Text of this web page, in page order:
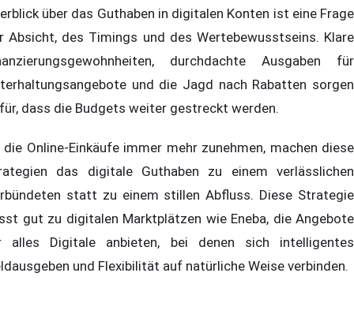
über das Guthaben in digitalen Konten ist eine Frage
Absicht, des Timings und des Wertebewusstseins. Klare
durchdachte Ausgaben für
und die Jagd nach Rabatten sorgen
dass die Budgets weiter gestreckt werden.
die Online-Einkäufe immer mehr zunehmen, machen diese
das digitale Guthaben zu einem verlässlichen
statt zu einem stillen Abfluss. Diese Strategie
gut zu digitalen Marktplätzen wie Eneba, die Angebote
alles Digitale anbieten, bei denen sich intelligentes
und Flexibilität auf natürliche Weise verbinden.